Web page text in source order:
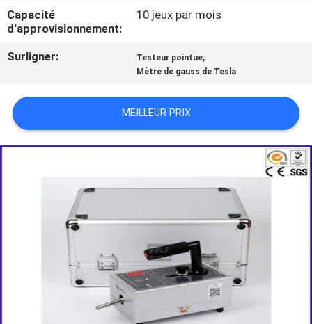
NOUVELLES
UNE
CITATION
POLITIQUE
CONFIDENTIALITÉ
Capacité
d'approvisionnement:
10 jeux par mois
Surligner: Testeur pointue,
Mètre de gauss de Tesla
MEILLEUR PRIX